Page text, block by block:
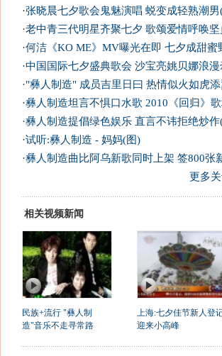
·张晓晨七夕歌会鬼魅演唱 蜕变成轻熟潮男
·老中青三代明星齐聚七夕 歌颂爱情呼唤坚
·何洁《KO ME》MV曝光在即 七夕成甜蜜
·中国国际七夕盛典歌会 沙宝亮姚贝娜浪
·"彝人制造" 成员吉里日曰 热情似火如虎
·彝人制造坦言不惧口水歌 2010《回归》
·彝人制造提倡绿色娱乐 直言不讳拒绝炒作
·试听:彝人制造 - 妈妈(图)
·彝人制造曲比阿乌新歌同时上架 签800张
更多
相关视频新闻
民族+流行 "彝人制
造"音乐不走寻常路
上海:七夕佳节新人登
迎来小高峰